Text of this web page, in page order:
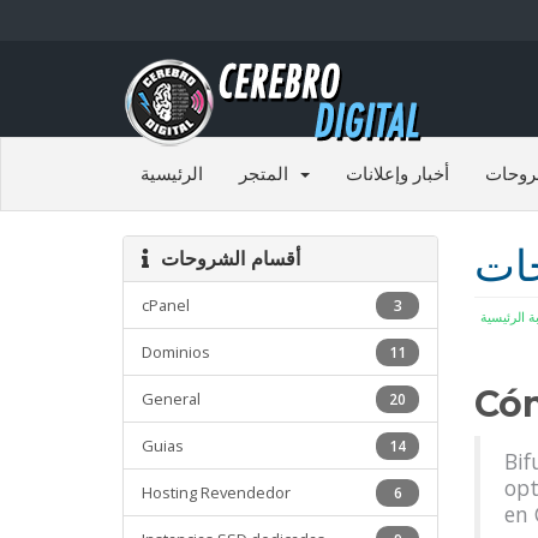
الرئيسية أخبار وإعلانات
الرئيسية
أقسام الشروحات
3
cPanel
11
Dominios
20
General
14
Guias
6
Hosting Revendedor
en